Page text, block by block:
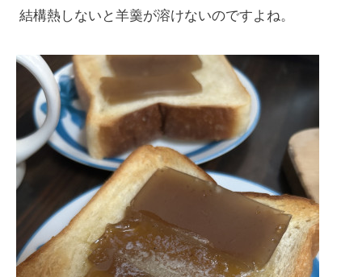
結構熱しないと羊羹が溶けないのですよね。